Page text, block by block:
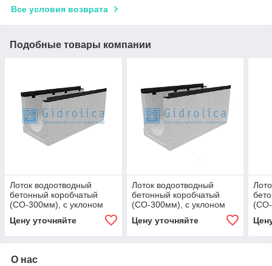
Все условия возврата
Подобные товары компании
Лоток водоотводный
бетонный коробчатый
(СО-300мм), с уклоном
100.44(30).45,5(38,5) -
Цену уточняйте
Лоток водоотводный
бетонный коробчатый
(СО-300мм), с уклоном
100.44(30).50(43) - BGМ,
Цену уточняйте
(СО-
О нас